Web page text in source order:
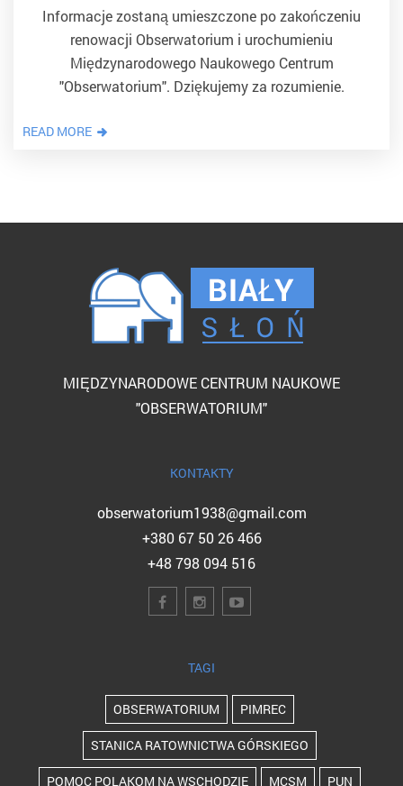
Informacje zostaną umieszczone po zakończeniu
renowacji Obserwatorium i urochumieniu
Międzynarodowego Naukowego Centrum
"Obserwatorium". Dziękujemy za rozumienie.
READ MORE
MIĘDZYNARODOWE CENTRUM NAUKOWE
"OBSERWATORIUM"
KONTAKTY
obserwatorium1938@gmail.com
+380 67 50 26 466
+48 798 094 516
TAGI
OBSERWATORIUM PIMREC
STANICA RATOWNICTWA GÓRSKIEGO
POMOC POLAKOM NA WSCHODZIE MCSM PUN